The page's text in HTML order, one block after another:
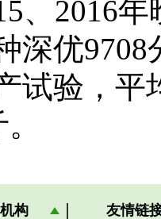
、2016
深优9708
试验，平
构 友情链